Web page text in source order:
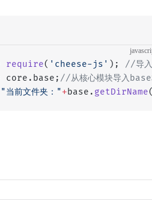
require( 'cheese-js' ); //导入
core.base; //从核心模块导入base
"当前文件夹："+base. getDirName